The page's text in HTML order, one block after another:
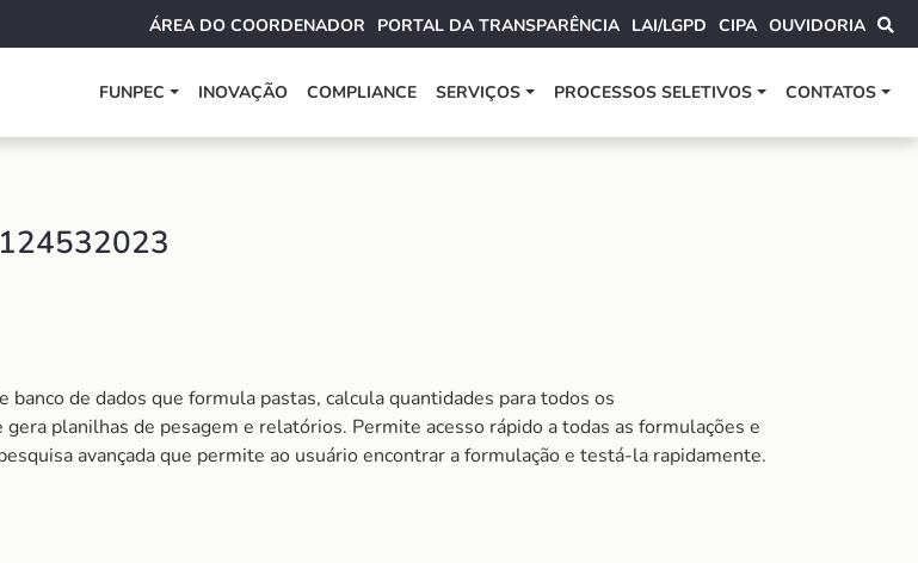
ÁREA DO COORDENADOR PORTAL DA TRANSPARÊNCIA LAI/LGPD CIPA OUVIDORIA
FUNPEC INOVAÇÃO COMPLIANCE SERVIÇOS PROCESSOS SELETIVOS CONTATOS
de dados que formula pastas, calcula quantidades para todos os
planilhas de pesagem e relatórios. Permite acesso rápido a todas as formulações e
avançada que permite ao usuário encontrar a formulação e testá-la rapidamente.